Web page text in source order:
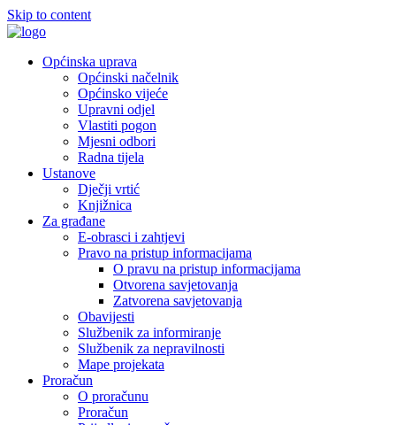
Skip to content
Općinska uprava
Općinski načelnik
Općinsko vijeće
Upravni odjel
Vlastiti pogon
Mjesni odbori
Radna tijela
Ustanove
Dječji vrtić
Knjižnica
Za građane
E-obrasci i zahtjevi
Pravo na pristup informacijama
O pravu na pristup informacijama
Otvorena savjetovanja
Zatvorena savjetovanja
Obavijesti
Službenik za informiranje
Službenik za nepravilnosti
Mape projekata
Proračun
O proračunu
Proračun